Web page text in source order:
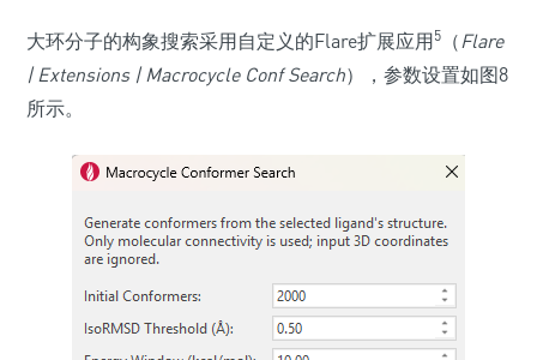
大环分子的构象搜索采用自定义的Flare扩展应用5 （ Flare
| Extensions | Macrocycle Conf Search），参数设置如图8
所示。